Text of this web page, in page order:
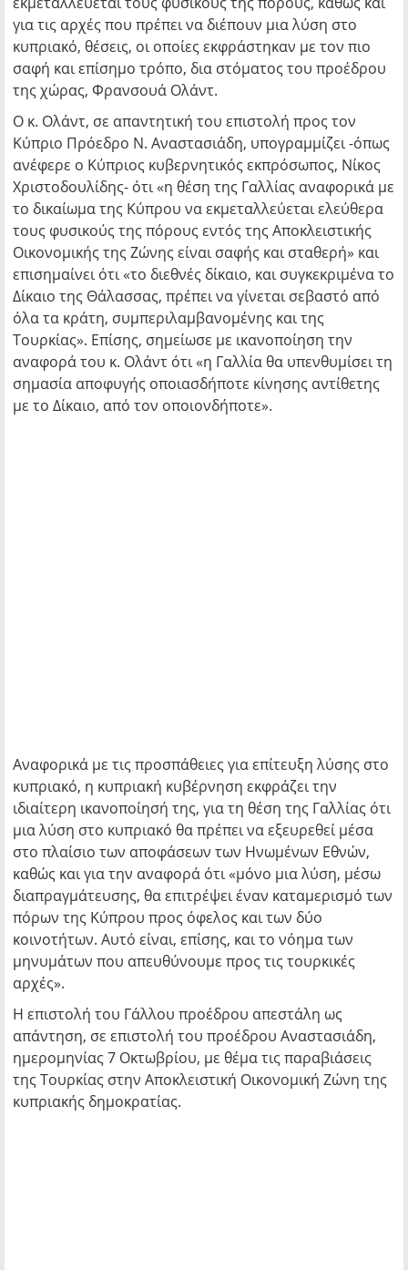
για τις αρχές που πρέπει να διέπουν μια λύση στο
κυπριακό, θέσεις, οι οποίες εκφράστηκαν με τον πιο
σαφή και επίσημο τρόπο, δια στόματος του προέδρου
της χώρας, Φρανσουά Ολάντ.
Ο κ. Ολάντ, σε απαντητική του επιστολή προς τον
Κύπριο Πρόεδρο Ν. Αναστασιάδη, υπογραμμίζει -όπως
ανέφερε ο Κύπριος κυβερνητικός εκπρόσωπος, Νίκος
Χριστοδουλίδης- ότι «η θέση της Γαλλίας αναφορικά με
το δικαίωμα της Κύπρου να εκμεταλλεύεται ελεύθερα
τους φυσικούς της πόρους εντός της Αποκλειστικής
Οικονομικής της Ζώνης είναι σαφής και σταθερή» και
επισημαίνει ότι «το διεθνές δίκαιο, και συγκεκριμένα το
Δίκαιο της Θάλασσας, πρέπει να γίνεται σεβαστό από
όλα τα κράτη, συμπεριλαμβανομένης και της
Τουρκίας». Επίσης, σημείωσε με ικανοποίηση την
αναφορά του κ. Ολάντ ότι «η Γαλλία θα υπενθυμίσει τη
σημασία αποφυγής οποιασδήποτε κίνησης αντίθετης
με το Δίκαιο, από τον οποιονδήποτε».
Αναφορικά με τις προσπάθειες για επίτευξη λύσης στο
κυπριακό, η κυπριακή κυβέρνηση εκφράζει την
ιδιαίτερη ικανοποίησή της, για τη θέση της Γαλλίας ότι
μια λύση στο κυπριακό θα πρέπει να εξευρεθεί μέσα
στο πλαίσιο των αποφάσεων των Ηνωμένων Εθνών,
καθώς και για την αναφορά ότι «μόνο μια λύση, μέσω
διαπραγμάτευσης, θα επιτρέψει έναν καταμερισμό των
πόρων της Κύπρου προς όφελος και των δύο
κοινοτήτων. Αυτό είναι, επίσης, και το νόημα των
μηνυμάτων που απευθύνουμε προς τις τουρκικές
αρχές».
Η επιστολή του Γάλλου προέδρου απεστάλη ως
απάντηση, σε επιστολή του προέδρου Αναστασιάδη,
ημερομηνίας 7 Οκτωβρίου, με θέμα τις παραβιάσεις
της Τουρκίας στην Αποκλειστική Οικονομική Ζώνη της
κυπριακής δημοκρατίας.